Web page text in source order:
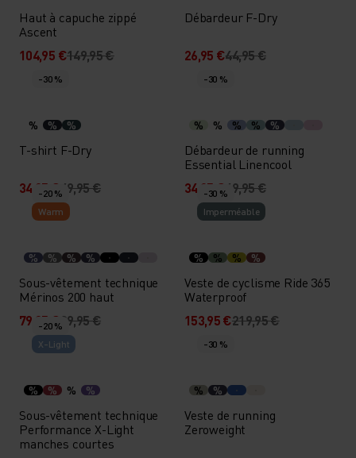
Haut à capuche zippé
Ascent
104,95 €149,95 €
Débardeur F-Dry
26,95 €44,95 €
-30 %
% % %
T-shirt F-Dry
34,95 €49,95 €
-30 %
% % % % %
Débardeur de running
Essential Linencool
34,95 €49,95 €
-20 %
Warm
% % % %
Sous-vêtement technique
Mérinos 200 haut
79,95 €99,95 €
-30 %
Imperméable
% % % %
Veste de cyclisme Ride 365
Waterproof
153,95 €219,95 €
-20 %
X-Light
% % % %
Sous-vêtement technique
Performance X-Light
manches courtes
-30 %
% %
Veste de running
Zeroweight